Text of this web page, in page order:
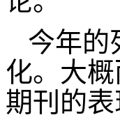
今年的
化。大
期刊的